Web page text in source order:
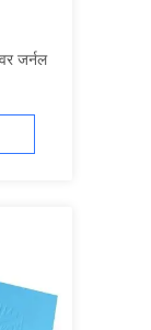
जर्नल